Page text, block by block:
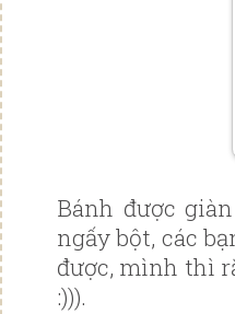
Bánh được
ngấy bột, các
được, mình thì
:))).